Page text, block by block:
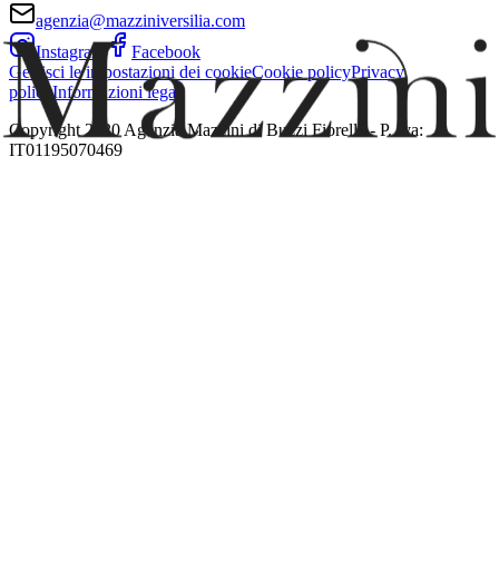
agenzia@mazziniversilia.com
Instagram
Facebook
Gestisci le impostazioni dei cookieCookie policyPrivacy
policyInformazioni legali
Copyright 2020 Agenzia Mazzini di Buzzi Fiorella - P. Iva:
IT01195070469